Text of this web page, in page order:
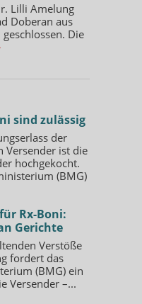
Lilli Amelung
Doberan aus
Die
sind zulässig
der
Versender ist die
hochgekocht.
(BMG)
Rx-Boni:
Gerichte
Verstöße
fordert das
(BMG) ein
Versender –...